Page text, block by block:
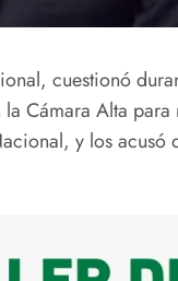
cuestionó
Cámara Alta
y los acusó